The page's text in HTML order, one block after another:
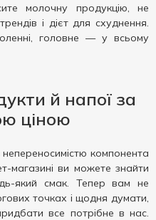
молочну продукцію, не
і дієт для схуднення.
головне — у всьому
й напої за
ціною
компонента
магазині ви можете знайти
який смак. Тепер вам не
точках і щодня думати,
все потрібне в нас.